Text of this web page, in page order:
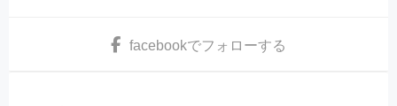
facebookでフォローする